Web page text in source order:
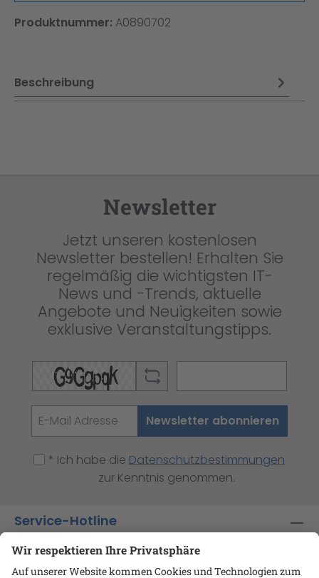
Produktnummer: A0890702
Beschreibung
Newsletter
Jetzt unseren kostenlosen
Newsletter bestellen! Erhalten Sie
regelmäßig die wichtigsten IT-
News und -Trends, aktuelle
Angebote und Neuigkeiten sowie
exklusive Veranstaltungstipps.
Newsletter abonnieren
* Ich habe die Datenschutzbestimmungen
zur Kenntnis genommen.
Service-Hotline
Shop-Service